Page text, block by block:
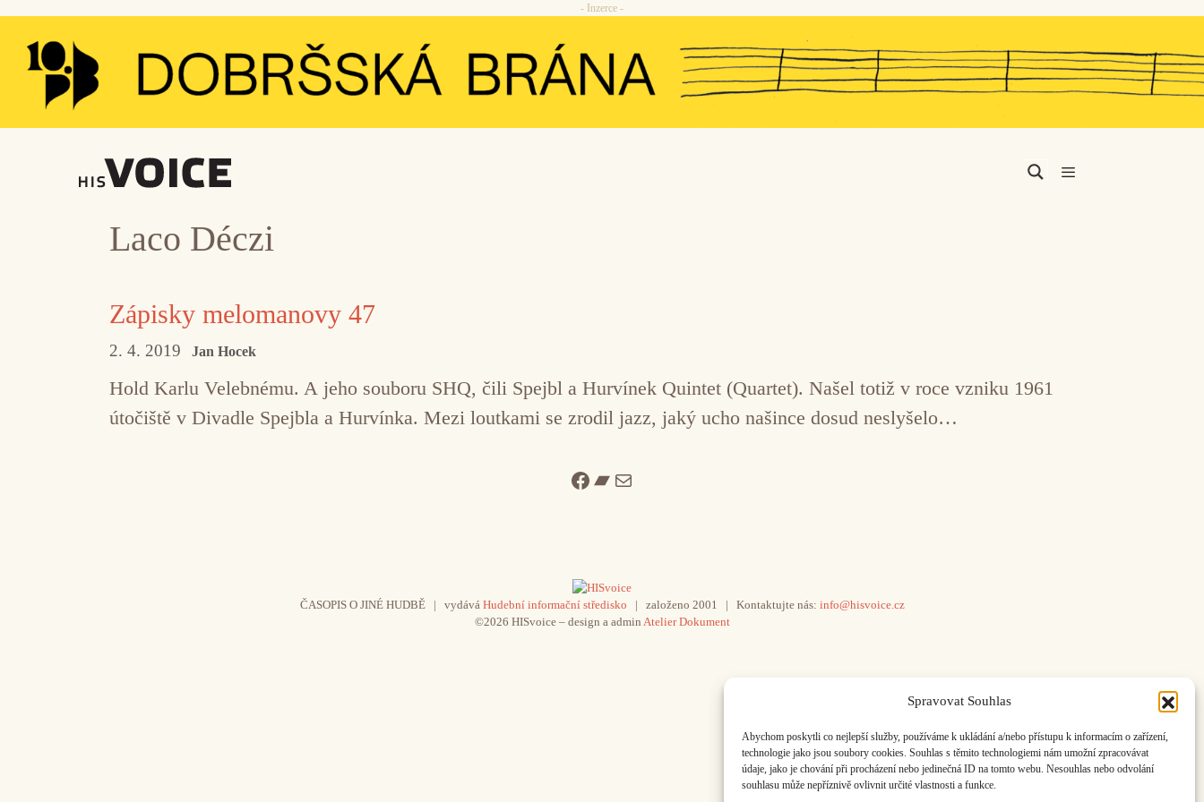
Spravovat Souhlas
Abychom poskytli co nejlepší služby, používáme k ukládání a/nebo přístupu k informacím o zařízení,
technologie jako jsou soubory cookies. Souhlas s těmito technologiemi nám umožní zpracovávat
údaje, jako je chování při procházení nebo jedinečná ID na tomto webu. Nesouhlas nebo odvolání
souhlasu může nepříznivě ovlivnit určité vlastnosti a funkce.
Přeskočit
obsah
- Inzerce -
Laco Déczi
Zápisky melomanovy 47
2. 4. 2019 Jan Hocek
Hold Karlu Velebnému. A jeho souboru SHQ, čili Spejbl a Hurvínek Quintet (Quartet). Našel totiž v roce vzniku 1961
útočiště v Divadle Spejbla a Hurvínka. Mezi loutkami se zrodil jazz, jaký ucho našince dosud neslyšelo…
Facebook
Bandcamp
Mail
ČASOPIS O JINÉ HUDBĚ | vydává Hudební informační středisko | založeno 2001 | Kontaktujte nás: info@hisvoice.cz
©2026 HISvoice – design a admin Atelier Dokument